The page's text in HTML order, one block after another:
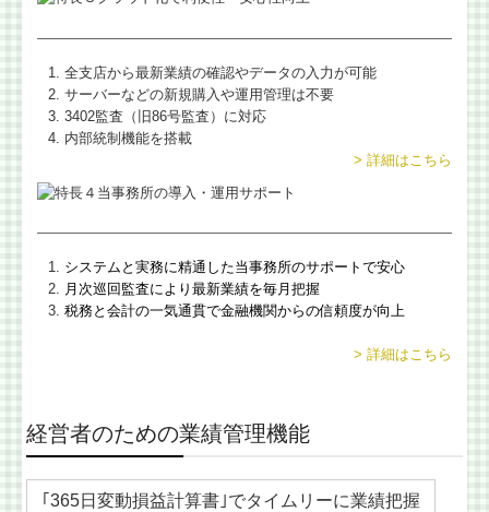
全支店から最新業績の確認やデータの入力が可能
サーバーなどの新規購入や運用管理は不要
3402監査（旧86号監査）に対応
内部統制機能を搭載
> 詳細はこちら
システムと実務に精通した当事務所のサポートで安心
月次巡回監査により最新業績を毎月把握
税務と会計の一気通貫で金融機関からの信頼度が向上
> 詳細はこちら
経営者のための業績管理機能
｢365日変動損益計算書｣でタイムリーに業績把握